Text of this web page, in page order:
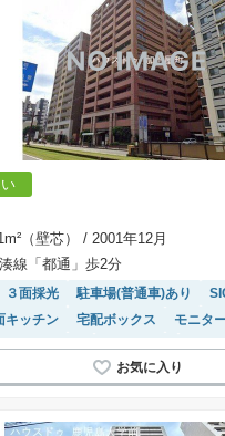
（壁芯）
/ 2001年12月
線「都通」歩2分
３面採光 駐車場(普通車)あり
キッチン 宅配ボックス
モニタ
温水洗浄便座 陽当り良好 エレ